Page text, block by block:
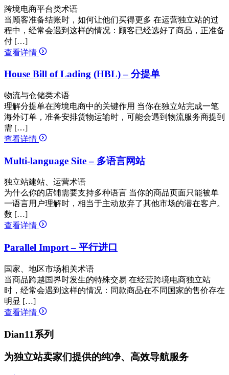
跨境电商平台类术语
当顾客准备结账时，如何让他们买得更多 在运营独立站的过
程中，经常会遇到这样的情况：顾客已经选好了商品，正准备
付 […]
查看详情
House Bill of Lading (HBL) – 分提单
物流与仓储类术语
理解分提单在跨境电商中的关键作用 当你在独立站完成一笔
海外订单，准备安排货物运输时，可能会遇到物流服务商提到
需 […]
查看详情
Multi-language Site – 多语言网站
独立站建站、运营术语
为什么你的店铺需要支持多种语言 当你的商品页面只能被单
一语言用户理解时，相当于主动放弃了其他市场的潜在客户。
数 […]
查看详情
Parallel Import – 平行进口
国家、地区市场相关术语
当商品跨越国界时发生的特殊交易 在经营跨境电商独立站
时，经常会遇到这样的情况：同款商品在不同国家的售价存在
明显 […]
查看详情
Dian11系列
为独立站卖家们提供的纯净、高效导航服务